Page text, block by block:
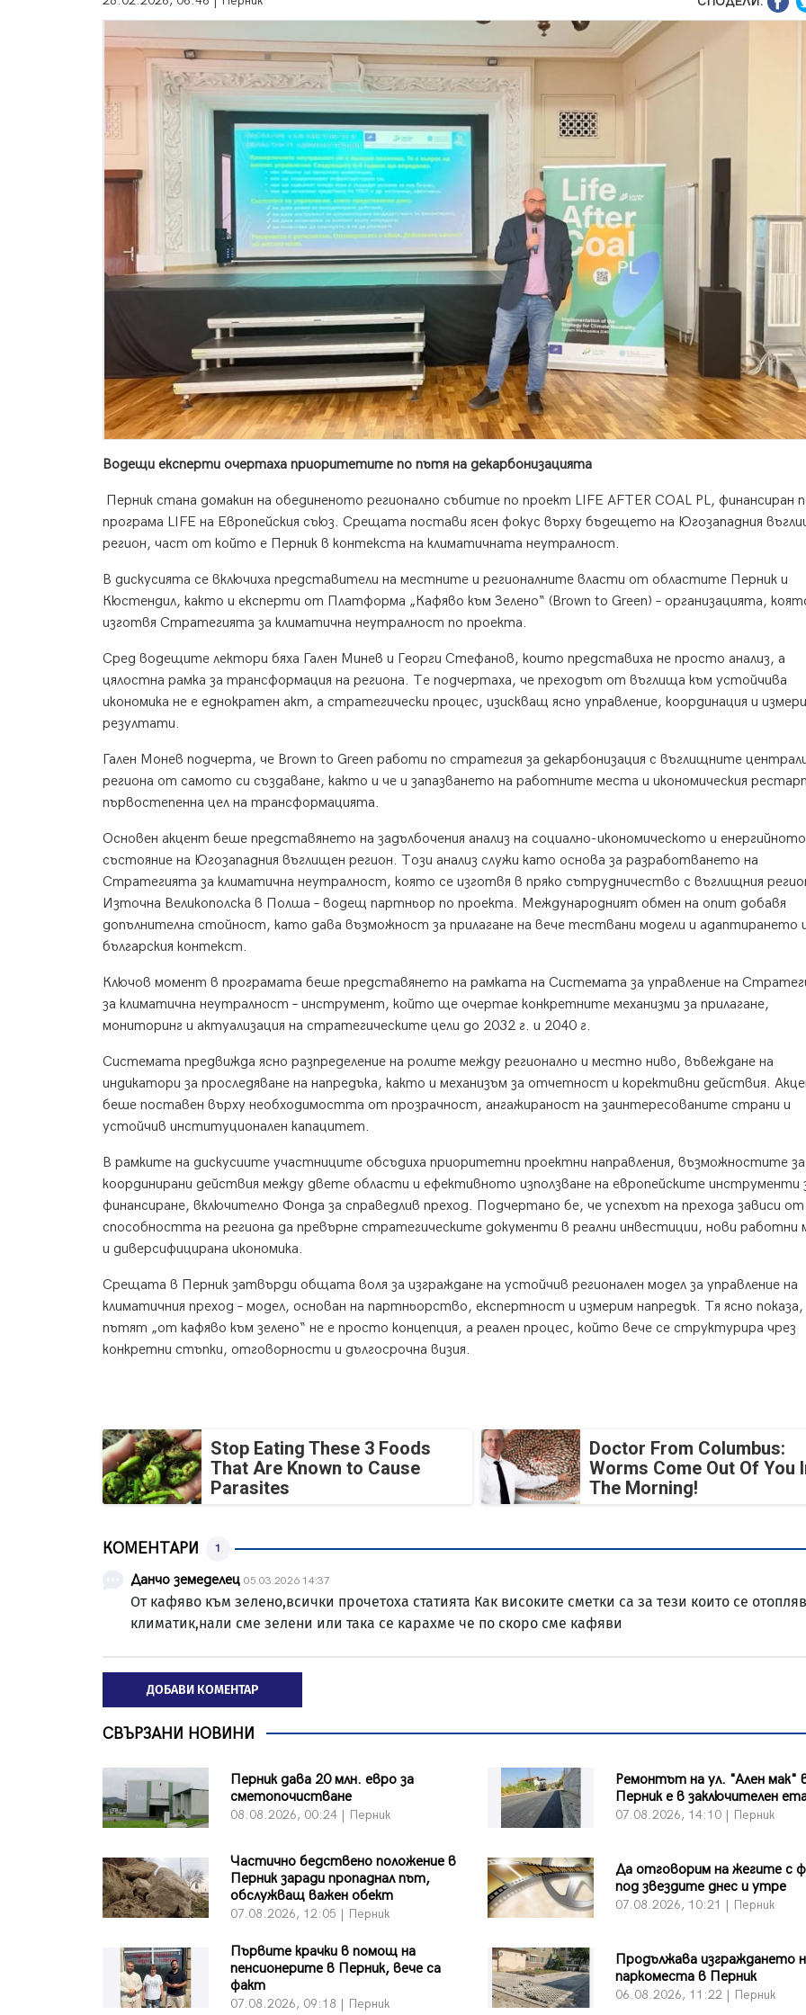
Водещи експерти очертаха приоритетите по пътя на декарбонизацията
Перник стана домакин на обединеното регионално събитие по проект LIFE AFTER COAL PL, финансиран
програма LIFE на Европейския съюз. Срещата постави ясен фокус върху бъдещето на Югозападния
регион, част от който е Перник в контекста на климатичната неутралност.
В дискусията се включиха представители на местните и регионалните власти от областите Перник и
Кюстендил, както и експерти от Платформа „Кафяво към Зелено“ (Brown to Green) – организацията,
изготвя Стратегията за климатична неутралност по проекта.
Сред водещите лектори бяха Гален Минев и Георги Стефанов, които представиха не просто анализ, а
цялостна рамка за трансформация на региона. Те подчертаха, че преходът от въглища към устойчива
икономика не е еднократен акт, а стратегически процес, изискващ ясно управление, координация и
резултати.
Гален Монев подчерта, че Brown to Green работи по стратегия за декарбонизация с въглищните
региона от самото си създаване, както и че и запазването на работните места и икономическия
първостепенна цел на трансформацията.
Основен акцент беше представянето на задълбочения анализ на социално-икономическото и енергийното
състояние на Югозападния въглищен регион. Този анализ служи като основа за разработването на
Стратегията за климатична неутралност, която се изготвя в пряко сътрудничество с въглищния
Източна Великополска в Полша – водещ партньор по проекта. Международният обмен на опит добавя
допълнителна стойност, като дава възможност за прилагане на вече тествани модели и адаптирането
българския контекст.
Ключов момент в програмата беше представянето на рамката на Системата за управление на
за климатична неутралност – инструмент, който ще очертае конкретните механизми за прилагане,
мониторинг и актуализация на стратегическите цели до 2032 г. и 2040 г.
Системата предвижда ясно разпределение на ролите между регионално и местно ниво, въвеждане на
индикатори за проследяване на напредъка, както и механизъм за отчетност и корективни действия.
беше поставен върху необходимостта от прозрачност, ангажираност на заинтересованите страни и
устойчив институционален капацитет.
В рамките на дискусиите участниците обсъдиха приоритетни проектни направления, възможностите за
координирани действия между двете области и ефективното използване на европейските инструменти
финансиране, включително Фонда за справедлив преход. Подчертано бе, че успехът на прехода зависи от
способността на региона да превърне стратегическите документи в реални инвестиции, нови работни
и диверсифицирана икономика.
Срещата в Перник затвърди общата воля за изграждане на устойчив регионален модел за управление на
климатичния преход – модел, основан на партньорство, експертност и измерим напредък. Тя ясно показа,
пътят „от кафяво към зелено“ не е просто концепция, а реален процес, който вече се структурира чрез
конкретни стъпки, отговорности и дългосрочна визия.
Stop Eating These 3 Foods
That Are Known to Cause
Parasites
Doctor From Columbus:
Worms Come Out Of You
The Morning!
КОМЕНТАРИ 1
Данчо земеделец 05.03.2026 14:37
От кафяво към зелено,всички прочетоха статията Как високите сметки са за тези които се
климатик,нали сме зелени или така се карахме че по скоро сме кафяви
ДОБАВИ КОМЕНТАР
СВЪРЗАНИ НОВИНИ
Перник дава 20 млн. евро за
сметопочистване
08.08.2026, 00:24 | Перник
Ремонтът на ул. "Ален мак"
Перник е в заключителен
07.08.2026, 14:10 | Перник
Частично бедствено положение в
Перник заради пропаднал път,
обслужващ важен обект
07.08.2026, 12:05 | Перник
Да отговорим на жегите с
под звездите днес и утре
07.08.2026, 10:21 | Перник
Първите крачки в помощ на
пенсионерите в Перник, вече са
факт
07.08.2026, 09:18 | Перник
Продължава изграждането
паркоместа в Перник
06.08.2026, 11:22 | Перник